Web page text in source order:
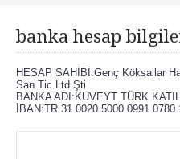
banka hesap
HESAP SAHİBİ:Genç Köksallar
San.Tic.Ltd.Şti
BANKA ADI:KUVEYT TÜRK
İBAN:TR 31 0020 5000 0991 0780